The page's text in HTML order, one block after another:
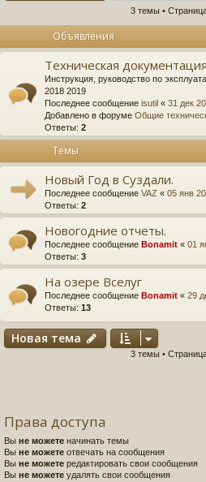
3 темы •
Объявления
Техническая
Инструкция, руководство по
2018 2019
Последнее сообщение isutil « 31 дек
Добавлено в форуме Общие
Ответы: 2
Темы
Новый Год в Суздали.
Последнее сообщение VAZ « 05 янв
Ответы: 2
Новогодние отчеты.
Последнее сообщение Bonamit « 01
Ответы: 3
На озере Вселуг
Последнее сообщение Bonamit « 29
Ответы: 13
Новая тема
3 темы •
Права доступа
Вы не можете начинать темы
Вы не можете отвечать на сообщения
Вы не можете редактировать свои сообщения
Вы не можете удалять свои сообщения